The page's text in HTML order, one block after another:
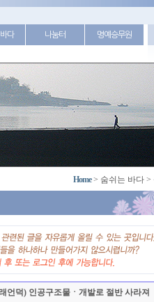
다 나눔터 명예승무원
Home> 숨쉬는 바다 >
언덕) 인공구조물ㆍ개발로 절반 사라져